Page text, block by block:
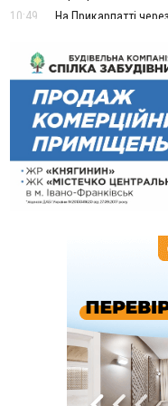
10:49
На Прикарпатті
10:43
За змову на
підприємців
10:09
Яремчанський суд
вкрав із
09:53
В урочищі біля
вагову гирку XII–XIII
09:39
У Франківську
на аорті
У
хлопчика з
Загальна площа
футбольних полів
На "зебрі" у
Прикарпаття серед
рекордсмен за
Де безпечно